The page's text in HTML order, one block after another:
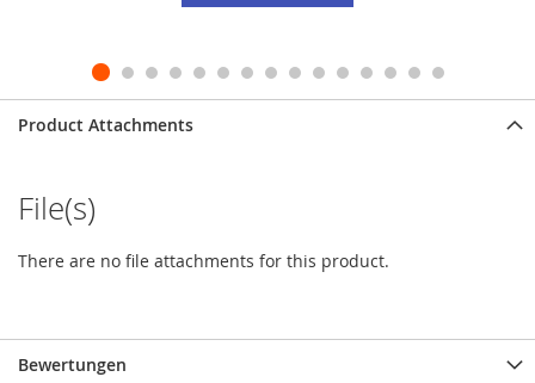
Product Attachments
File(s)
There are no file attachments for this product.
Bewertungen